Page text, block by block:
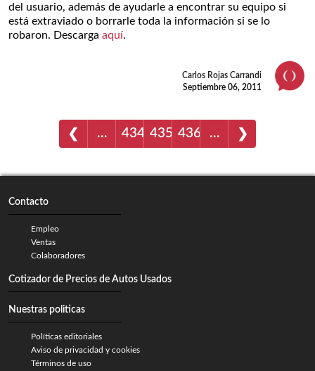
del usuario, además de ayudarle a encontrar su equipo si
está extraviado o borrarle toda la información si se lo
robaron. Descarga aquí.
Carlos Rojas Carrandi
Septiembre 06, 2011
❮ … 434 435 436 … ❯
Contacto
Empleo
Ventas
Colaboradores
Cotizador de Precios de Autos Usados
Nuestras politicas
Políticas editoriales
Aviso de privacidad y cookies
Términos de uso